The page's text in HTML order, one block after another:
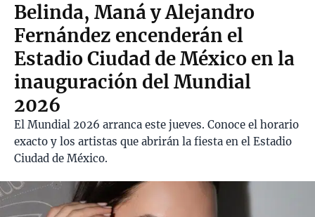
Belinda, Maná y Alejandro
Fernández encenderán el
Estadio Ciudad de México en la
inauguración del Mundial
2026
El Mundial 2026 arranca este jueves. Conoce el horario
exacto y los artistas que abrirán la fiesta en el Estadio
Ciudad de México.